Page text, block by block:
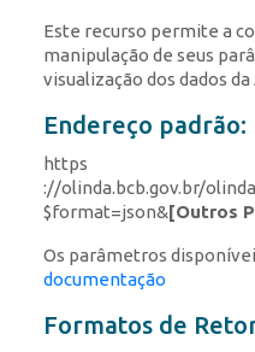
Este recurso permite a
manipulação de seus
visualização dos dados da
Endereço padrão:
https
://olinda.bcb.gov.br/
$format=json&[Outros
Os parâmetros
documentação
Formatos de